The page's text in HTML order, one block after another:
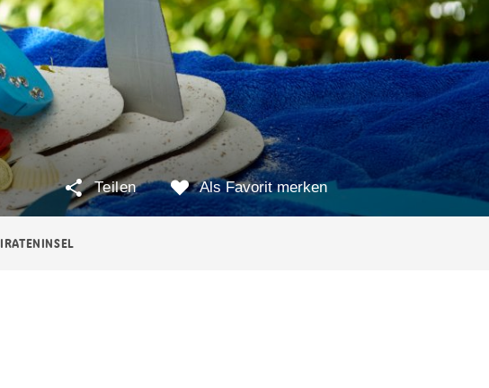
Als Favorit merken
Teilen